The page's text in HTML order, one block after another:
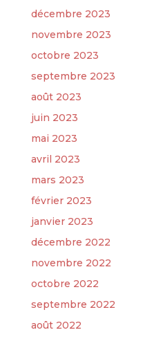
décembre 2023
novembre 2023
octobre 2023
septembre 2023
août 2023
juin 2023
mai 2023
avril 2023
mars 2023
février 2023
janvier 2023
décembre 2022
novembre 2022
octobre 2022
septembre 2022
août 2022